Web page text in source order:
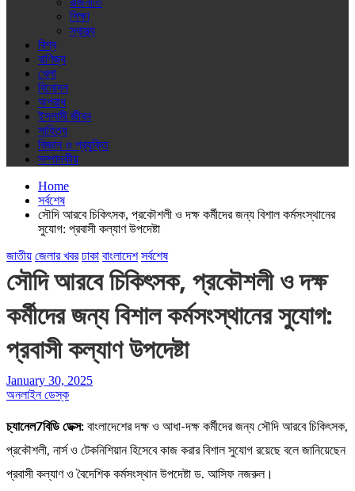
শিক্ষা
স্বাস্থ্য
বিশ্ব
বাণিজ্য
খেলা
বিনোদন
অপরাধ
ইসলামী জীবন
সাহিত্য
বিজ্ঞান ও প্রযুক্তি
সম্পাদকীয়
Home
সর্বশেষ
সৌদি আরবে চিকিৎসক, প্রকৌশলী ও দক্ষ কর্মীদের জন্য বিশাল কর্মসংস্থানের
সুযোগ: প্রবাসী কল্যাণ উপদেষ্টা
জাতীয় জেলার খবর ঢাকা বাংলাদেশ সর্বশেষ
সৌদি আরবে চিকিৎসক, প্রকৌশলী ও দক্ষ
কর্মীদের জন্য বিশাল কর্মসংস্থানের সুযোগ:
প্রবাসী কল্যাণ উপদেষ্টা
January 30, 2025
অনলাইন ডেস্ক
চ্যানেল7বিডি ডেক্স: বাংলাদেশের দক্ষ ও আধা-দক্ষ কর্মীদের জন্য সৌদি আরবে চিকিৎসক,
প্রকৌশলী, নার্স ও টেকনিশিয়ান হিসেবে কাজ করার বিশাল সুযোগ রয়েছে বলে জানিয়েছেন
প্রবাসী কল্যাণ ও বৈদেশিক কর্মসংস্থান উপদেষ্টা ড. আসিফ নজরুল।